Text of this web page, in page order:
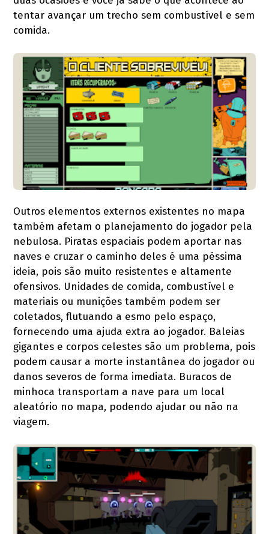
tentar avançar um trecho sem combustível e sem
comida.
Outros elementos externos existentes no mapa
também afetam o planejamento do jogador pela
nebulosa. Piratas espaciais podem aportar nas
naves e cruzar o caminho deles é uma péssima
ideia, pois são muito resistentes e altamente
ofensivos. Unidades de comida, combustível e
materiais ou munições também podem ser
coletados, flutuando a esmo pelo espaço,
fornecendo uma ajuda extra ao jogador. Baleias
gigantes e corpos celestes são um problema, pois
podem causar a morte instantânea do jogador ou
danos severos de forma imediata. Buracos de
minhoca transportam a nave para um local
aleatório no mapa, podendo ajudar ou não na
viagem.